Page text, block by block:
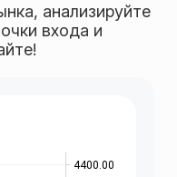
анализируйте
входа и